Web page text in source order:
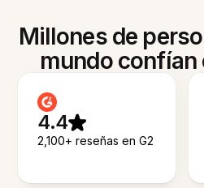
Millones de
mundo confían
4.4
2,100+ reseñas en G2